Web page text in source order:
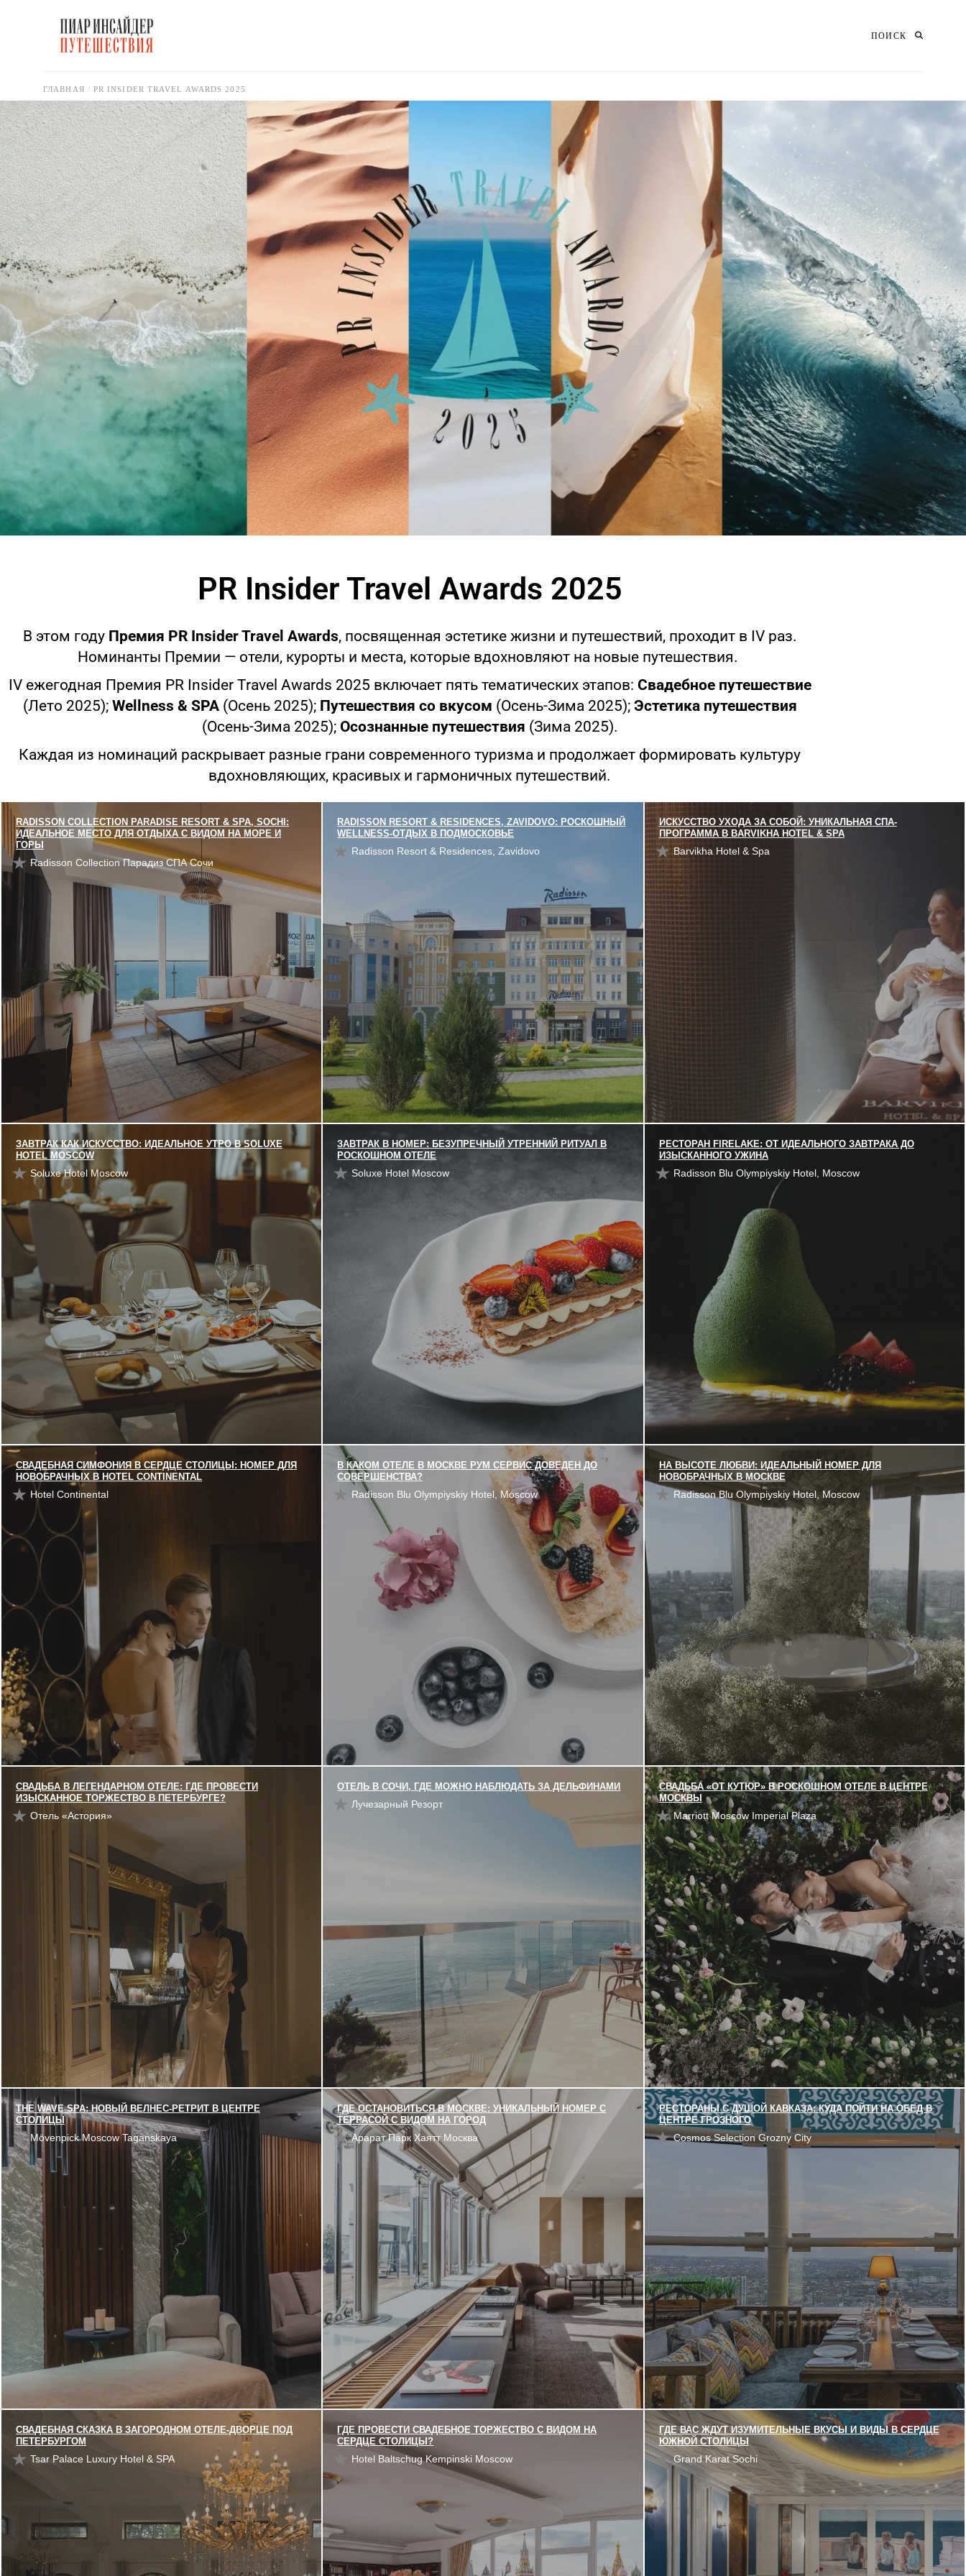
ПОИСК
ГЛАВНАЯ PR INSIDER TRAVEL AWARDS 2025
PR Insider Travel Awards 2025
В этом году Премия PR Insider Travel Awards, посвященная эстетике жизни и путешествий, проходит в IV раз.
Номинанты Премии — отели, курорты и места, которые вдохновляют на новые путешествия.
IV ежегодная Премия PR Insider Travel Awards 2025 включает пять тематических этапов: Свадебное путешествие
(Лето 2025); Wellness & SPA(Осень 2025); Путешествия со вкусом (Осень-Зима 2025); Эстетика путешествия
(Осень-Зима 2025); Осознанные путешествия (Зима 2025).
Каждая из номинаций раскрывает разные грани современного туризма и продолжает формировать культуру
вдохновляющих, красивых и гармоничных путешествий.
RADISSON COLLECTION PARADISE RESORT & SPA, SOCHI:
ИДЕАЛЬНОЕ МЕСТО ДЛЯ ОТДЫХА С ВИДОМ НА МОРЕ И
ГОРЫ
Radisson Collection Парадиз СПА Сочи
RADISSON RESORT & RESIDENCES, ZAVIDOVO: РОСКОШНЫЙ
WELLNESS-ОТДЫХ В ПОДМОСКОВЬЕ
Radisson Resort & Residences, Zavidovo
ИСКУССТВО УХОДА ЗА СОБОЙ: УНИКАЛЬНАЯ СПА-
ПРОГРАММА В BARVIKHA HOTEL & SPA
Barvikha Hotel & Spa
ЗАВТРАК КАК ИСКУССТВО: ИДЕАЛЬНОЕ УТРО В SOLUXE
HOTEL MOSCOW
Soluxe Hotel Moscow
ЗАВТРАК В НОМЕР: БЕЗУПРЕЧНЫЙ УТРЕННИЙ РИТУАЛ В
РОСКОШНОМ ОТЕЛЕ
Soluxe Hotel Moscow
РЕСТОРАН FIRELAKE: ОТ ИДЕАЛЬНОГО ЗАВТРАКА ДО
ИЗЫСКАННОГО УЖИНА
Radisson Blu Olympiyskiy Hotel, Moscow
СВАДЕБНАЯ СИМФОНИЯ В СЕРДЦЕ СТОЛИЦЫ: НОМЕР ДЛЯ
НОВОБРАЧНЫХ В HOTEL CONTINENTAL
Hotel Continental
В КАКОМ ОТЕЛЕ В МОСКВЕ РУМ СЕРВИС ДОВЕДЕН ДО
СОВЕРШЕНСТВА?
Radisson Blu Olympiyskiy Hotel, Moscow
НА ВЫСОТЕ ЛЮБВИ: ИДЕАЛЬНЫЙ НОМЕР ДЛЯ
НОВОБРАЧНЫХ В МОСКВЕ
Radisson Blu Olympiyskiy Hotel, Moscow
СВАДЬБА В ЛЕГЕНДАРНОМ ОТЕЛЕ: ГДЕ ПРОВЕСТИ
ИЗЫСКАННОЕ ТОРЖЕСТВО В ПЕТЕРБУРГЕ?
Отель «Астория»
ОТЕЛЬ В СОЧИ, ГДЕ МОЖНО НАБЛЮДАТЬ ЗА ДЕЛЬФИНАМИ
Лучезарный Резорт
СВАДЬБА «ОТ КУТЮР» В РОСКОШНОМ ОТЕЛЕ В ЦЕНТРЕ
МОСКВЫ
Marriott Moscow Imperial Plaza
THE WAVE SPA: НОВЫЙ ВЕЛНЕС-РЕТРИТ В ЦЕНТРЕ
СТОЛИЦЫ
Mövenpick Moscow Taganskaya
ГДЕ ОСТАНОВИТЬСЯ В МОСКВЕ: УНИКАЛЬНЫЙ НОМЕР С
ТЕРРАСОЙ С ВИДОМ НА ГОРОД
Арарат Парк Хаятт Москва
РЕСТОРАНЫ С ДУШОЙ КАВКАЗА: КУДА ПОЙТИ НА ОБЕД В
ЦЕНТРЕ ГРОЗНОГО
Cosmos Selection Grozny City
СВАДЕБНАЯ СКАЗКА В ЗАГОРОДНОМ ОТЕЛЕ-ДВОРЦЕ ПОД
ПЕТЕРБУРГОМ
Tsar Palace Luxury Hotel & SPA
ГДЕ ПРОВЕСТИ СВАДЕБНОЕ ТОРЖЕСТВО С ВИДОМ НА
СЕРДЦЕ СТОЛИЦЫ?
Hotel Baltschug Kempinski Moscow
ГДЕ ВАС ЖДУТ ИЗУМИТЕЛЬНЫЕ ВКУСЫ И ВИДЫ В СЕРДЦЕ
ЮЖНОЙ СТОЛИЦЫ
Grand Karat Sochi